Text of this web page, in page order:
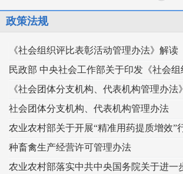
政策法规
《社会组织评比表彰活动管理办法》解读
《社会团体分支机构、代表机构管理办法
社会团体分支机构、代表机构管理办法
种畜禽生产经营许可管理办法